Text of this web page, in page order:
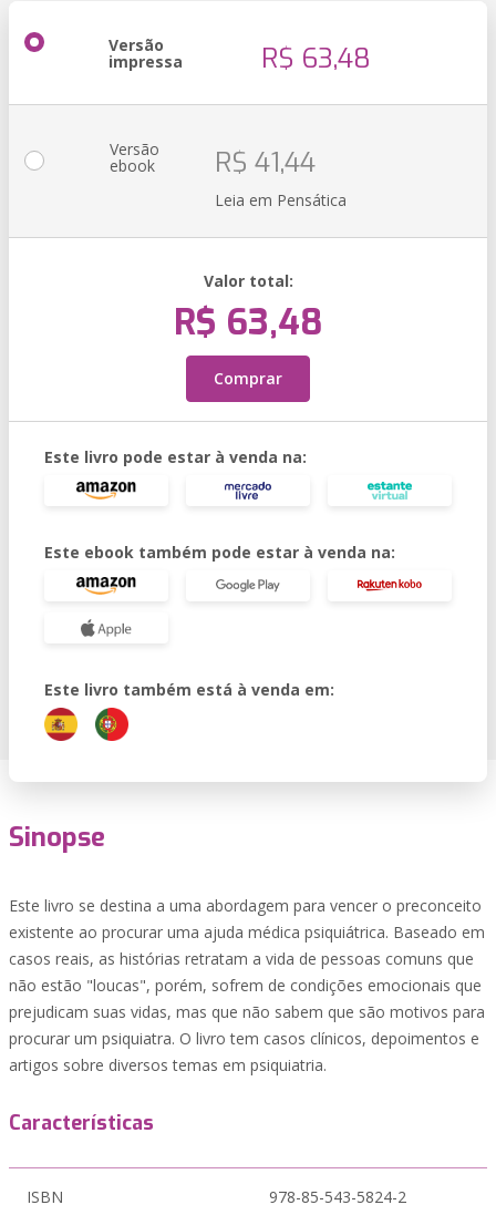
Versão
impressa R$ 63,48
Versão
ebook R$ 41,44
Leia em Pensática
Valor total:
R$ 63,48
Comprar
Este livro pode estar à venda na:
Este ebook também pode estar à venda na:
Este livro também está à venda em:
Sinopse
Este livro se destina a uma abordagem para vencer o preconceito
existente ao procurar uma ajuda médica psiquiátrica. Baseado em
casos reais, as histórias retratam a vida de pessoas comuns que
não estão "loucas", porém, sofrem de condições emocionais que
prejudicam suas vidas, mas que não sabem que são motivos para
procurar um psiquiatra. O livro tem casos clínicos, depoimentos e
artigos sobre diversos temas em psiquiatria.
Características
ISBN 978-85-543-5824-2